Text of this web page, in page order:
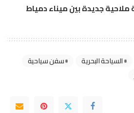
جديدة بين ميناء دمياط
السياحة البحرية
سفن سياحية